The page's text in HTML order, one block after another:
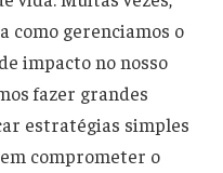
como gerenciamos o
impacto no nosso
fazer grandes
estratégias simples
comprometer o